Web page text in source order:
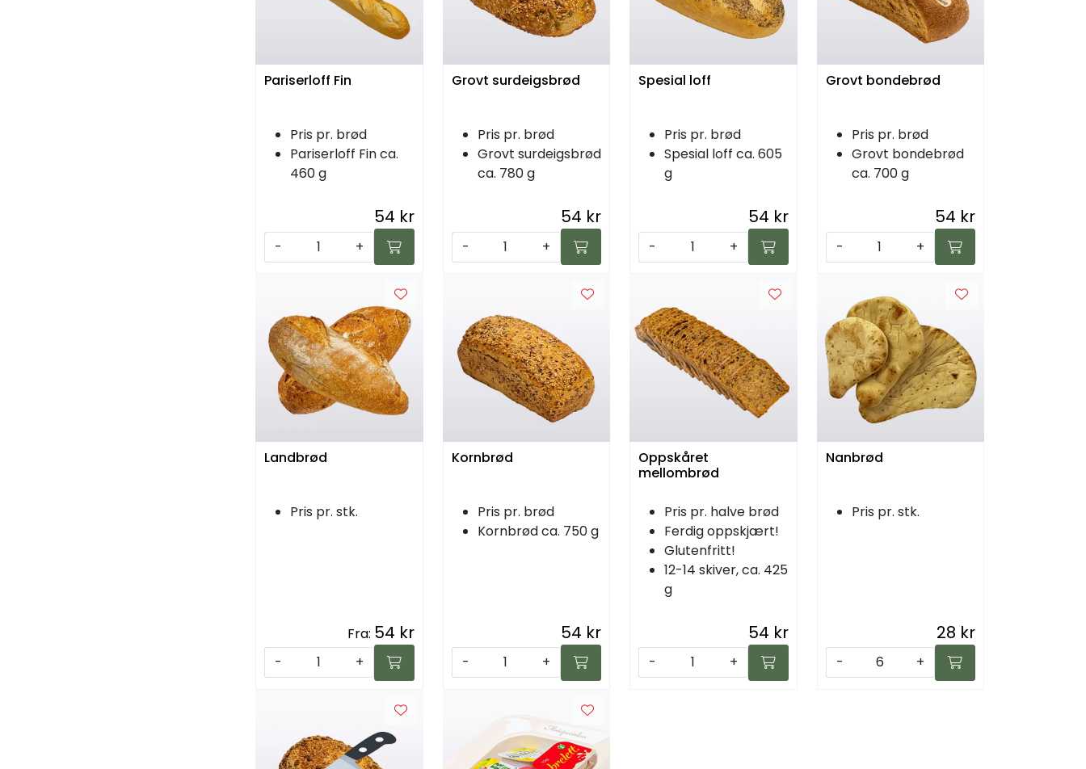
Pariserloff Fin
Pris pr. brød
Pariserloff Fin ca.
460 g
54 kr
- +
Grovt surdeigsbrød
Pris pr. brød
Grovt surdeigsbrød
ca. 780 g
54 kr
- +
Spesial loff
Pris pr. brød
Spesial loff ca. 605
g
54 kr
- +
Grovt bondebrød
Pris pr. brød
Grovt bondebrød
ca. 700 g
54 kr
- +
Landbrød
Pris pr. stk.
Fra: 54 kr
- +
Kornbrød
Pris pr. brød
Kornbrød ca. 750 g
54 kr
- +
Oppskåret
mellombrød
Pris pr. halve brød
Ferdig oppskjært!
Glutenfritt!
12-14 skiver, ca. 425
g
54 kr
- +
Nanbrød
Pris pr. stk.
28 kr
- +